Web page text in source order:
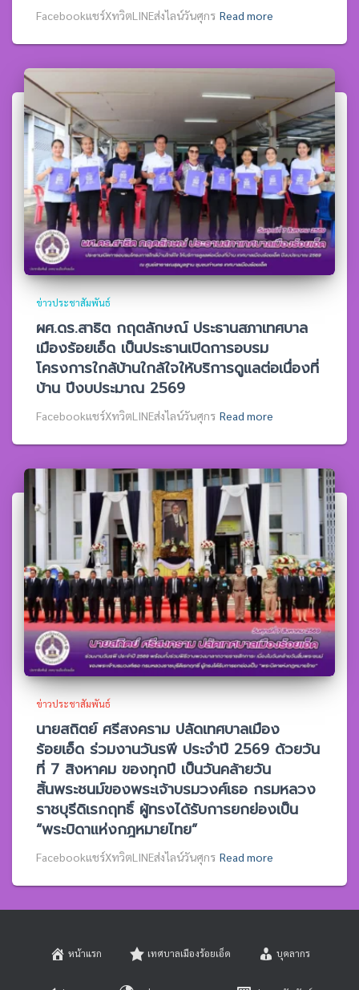
Facebookแชร์XทวิตLINEส่งไลน์วันศุกร Read more
ข่าวประชาสัมพันธ์
ผศ.ดร.สาธิต กฤตลักษณ์ ประธานสภาเทศบาล
เมืองร้อยเอ็ด เป็นประธานเปิดการอบรม
โครงการใกล้บ้านใกล้ใจให้บริการดูแลต่อเนื่องที่
บ้าน ปีงบประมาณ 2569
Facebookแชร์XทวิตLINEส่งไลน์วันศุกร Read more
ข่าวประชาสัมพันธ์
นายสถิตย์ ศรีสงคราม ปลัดเทศบาลเมือง
ร้อยเอ็ด ร่วมงานวันรพี ประจำปี 2569 ด้วยวัน
ที่ 7 สิงหาคม ของทุกปี เป็นวันคล้ายวัน
สิ้นพระชนม์ของพระเจ้าบรมวงศ์เธอ กรมหลวง
ราชบุรีดิเรกฤทธิ์ ผู้ทรงได้รับการยกย่องเป็น
“พระบิดาแห่งกฎหมายไทย”
Facebookแชร์XทวิตLINEส่งไลน์วันศุกร Read more
หน้าแรก เทศบาลเมืองร้อยเอ็ด บุคลากร